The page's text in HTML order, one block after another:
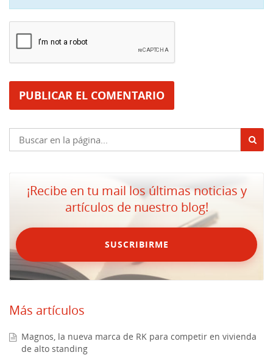
¡Recibe en tu mail los últimas noticias y
artículos de nuestro blog!
SUSCRIBIRME
Más artículos
Magnos, la nueva marca de RK para competir en vivienda
de alto standing